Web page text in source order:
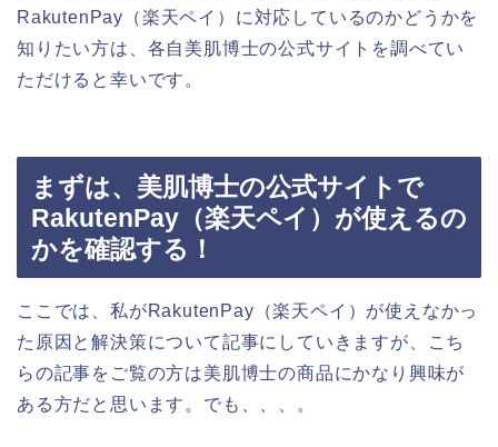
RakutenPay（楽天ペイ）に対応しているのかどうかを
知りたい方は、各自美肌博士の公式サイトを調べてい
ただけると幸いです。
まずは、美肌博士の公式サイトで
RakutenPay（楽天ペイ）が使えるの
かを確認する！
ここでは、私がRakutenPay（楽天ペイ）が使えなかっ
た原因と解決策について記事にしていきますが、こち
らの記事をご覧の方は美肌博士の商品にかなり興味が
ある方だと思います。でも、、、。